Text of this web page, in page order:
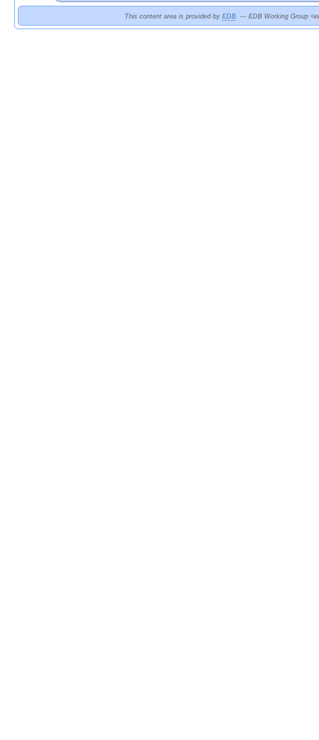
This content area is provided by EDB. --- EDB Working Group